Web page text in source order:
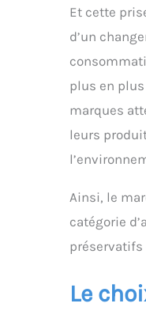
Et cette
d’un
plus en
marques
leurs
Ainsi, le
catégorie
préservatifs
Le